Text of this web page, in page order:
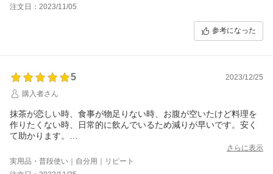
注文日：2023/11/05
参考になった
5
2023/12/25
購入者さん
抹茶が恋しい時、食事が物足りない時、お腹が空いたけど料理を
作りたくない時、日常的に飲んでいるため減りが早いです。安く
て助かります。
今までお湯や牛乳で溶かす粉の抹茶飲料を何商品も試しています
が甘すぎるのが多く「これじゃない」という気持ちでしたが、今
はベスト抹茶飲料（粉）を見つけた気持ちでリピート中。
さらに表示
実用品・普段使い｜自分用｜リピート